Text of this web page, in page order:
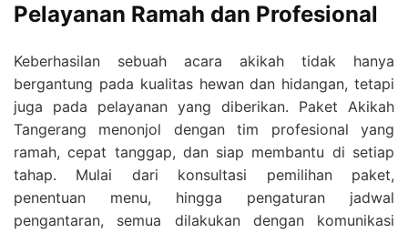
Pelayanan Ramah dan Profesional
Keberhasilan sebuah acara akikah tidak hanya
bergantung pada kualitas hewan dan hidangan, tetapi
juga pada pelayanan yang diberikan. Paket Akikah
Tangerang menonjol dengan tim profesional yang
ramah, cepat tanggap, dan siap membantu di setiap
tahap. Mulai dari konsultasi pemilihan paket,
penentuan menu, hingga pengaturan jadwal
pengantaran, semua dilakukan dengan komunikasi